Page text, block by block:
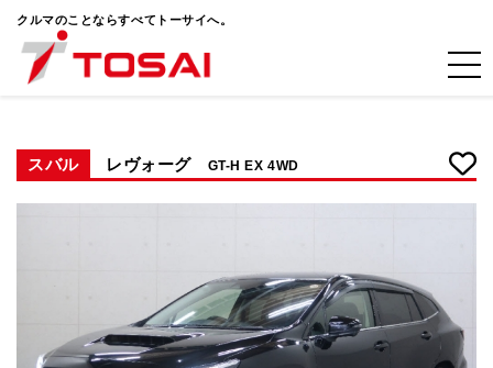
クルマのことならすべてトーサイへ。
スバル レヴォーグ GT-H EX 4WD